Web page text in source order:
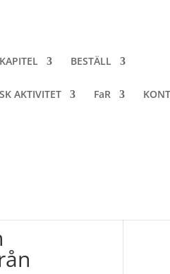
BESTÄLL
AKTIVITET FaR
från 2022!